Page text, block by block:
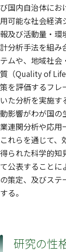
真砂 佳史
気候変動適応センタ
ー
久保田 利恵子
牧 誠也
社会システム領域
GAO Lu
高倉 潤也
社会システム領域
渡邊 武志
KIM Kyoungmin
SUN LU
び国内自治体にお
用可能な社会経済
報及び活動量・環
計分析手法を組み
テムや、地域社会
質（Quality of
策を評価するフレ
いた分析を実施す
動影響がわが国の
業連関分析や応用
これらを通じて、
得られた科学的知
て公表することに
の策定、及びス
する。
研究の性